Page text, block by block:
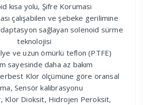
kısa yolu, Şifre Koruması
çalışabilen ve şebeke gerilimine
sağlayan solenoid sürme
teknolojisi
ve uzun ömürlü teflon (PTFE)
sayesinde daha az bakım
Klor ölçümüne göre oransal
Sensör kalibrasyonu
Klor Dioksit, Hidrojen Peroksit,